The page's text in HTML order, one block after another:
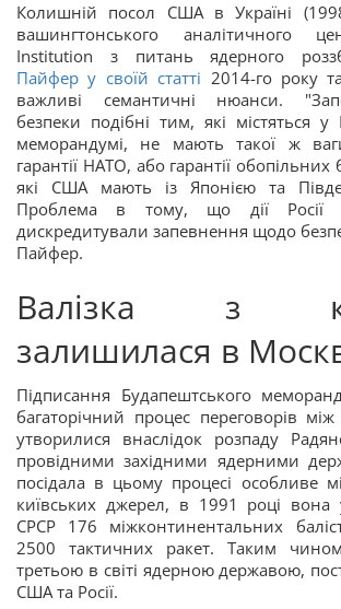
Колишній посол США в Україні
вашингтонського аналітичного
Institution з питань ядерного
Пайфер у своїй статті 2014-го року
важливі семантичні нюанси.
безпеки подібні тим, які містяться у
меморандумі, не мають такої ж
гарантії НАТО, або гарантії обопільних
які США мають із Японією та
Проблема в тому, що дії Росії
дискредитували запевнення щодо
Пайфер.
Валізка з
залишилася в
Підписання Будапештського
багаторічний процес переговорів
утворилися внаслідок розпаду
провідними західними ядерними
посідала в цьому процесі особливе
київських джерел, в 1991 році вона
СРСР 176 міжконтинентальних
2500 тактичних ракет. Таким
третьою в світі ядерною державою,
США та Росії.